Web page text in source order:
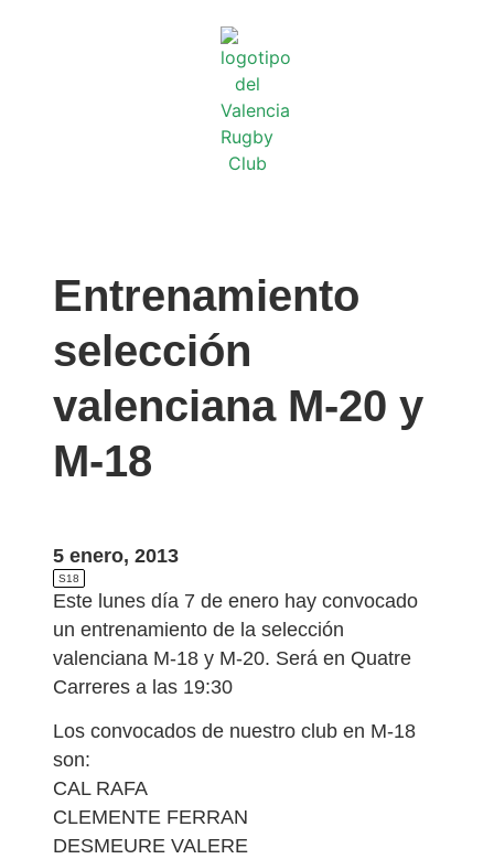
Entrenamiento
selección
valenciana M-20 y
M-18
5 enero, 2013
S18
Este lunes día 7 de enero hay convocado
un entrenamiento de la selección
valenciana M-18 y M-20. Será en Quatre
Carreres a las 19:30
Los convocados de nuestro club en M-18
son:
CAL RAFA
CLEMENTE FERRAN
DESMEURE VALERE